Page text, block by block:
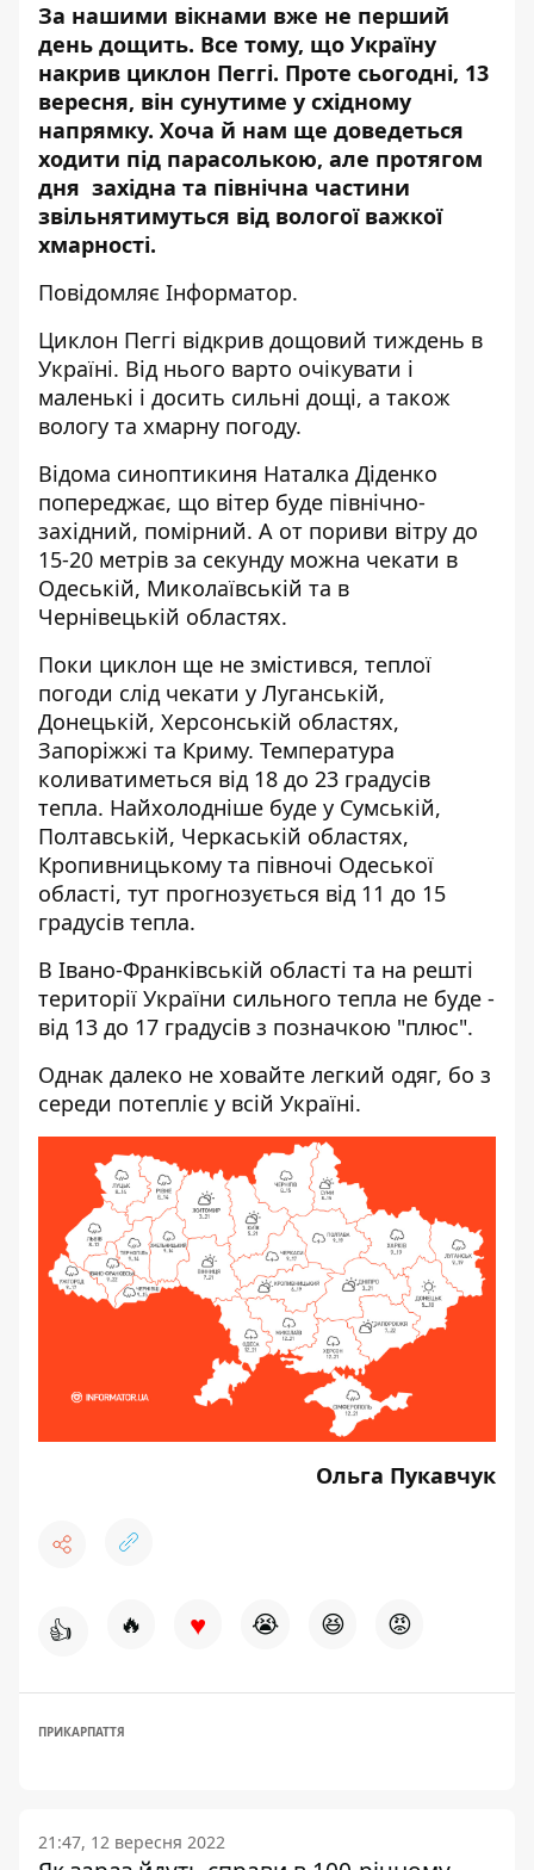
За нашими вікнами вже не перший
день дощить. Все тому, що Україну
накрив циклон Пеггі. Проте сьогодні, 13
вересня, він сунутиме у східному
напрямку. Хоча й нам ще доведеться
ходити під парасолькою, але протягом
дня західна та північна частини
звільнятимуться від вологої важкої
хмарності.
Повідомляє Інформатор.
Циклон Пеггі відкрив дощовий тиждень в
Україні. Від нього варто очікувати і
маленькі і досить сильні дощі, а також
вологу та хмарну погоду.
Відома синоптикиня Наталка Діденко
попереджає, що вітер буде північно-
західний, помірний. А от пориви вітру до
15-20 метрів за секунду можна чекати в
Одеській, Миколаївській та в
Чернівецькій областях.
Поки циклон ще не змістився, теплої
погоди слід чекати у Луганській,
Донецькій, Херсонській областях,
Запоріжжі та Криму. Температура
коливатиметься від 18 до 23 градусів
тепла. Найхолодніше буде у Сумській,
Полтавській, Черкаській областях,
Кропивницькому та півночі Одеської
області, тут прогнозується від 11 до 15
градусів тепла.
В Івано-Франківській області та на решті
території України сильного тепла не буде -
від 13 до 17 градусів з позначкою "плюс".
Однак далеко не ховайте легкий одяг, бо з
середи потепліє у всій Україні.
Ольга Пукавчук
👍 🔥 ♥ 😭 😆 😡
ПРИКАРПАТТЯ
21:47, 12 вересня 2022